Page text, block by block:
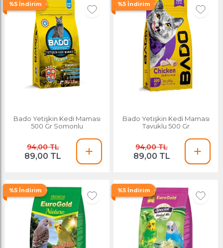
%5 İndirim
Bado Yetişkin Kedi Maması
500 Gr Somonlu
94,00 TL
89,00 TL
%5 İndirim
Bado Yetişkin Kedi Maması
Tavuklu 500 Gr
94,00 TL
89,00 TL
%5 İndirim %5 İndirim